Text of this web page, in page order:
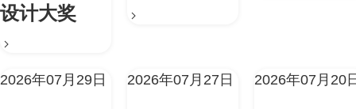
设计大奖
2026年07月29日 2026年07月27日 2026年07月20